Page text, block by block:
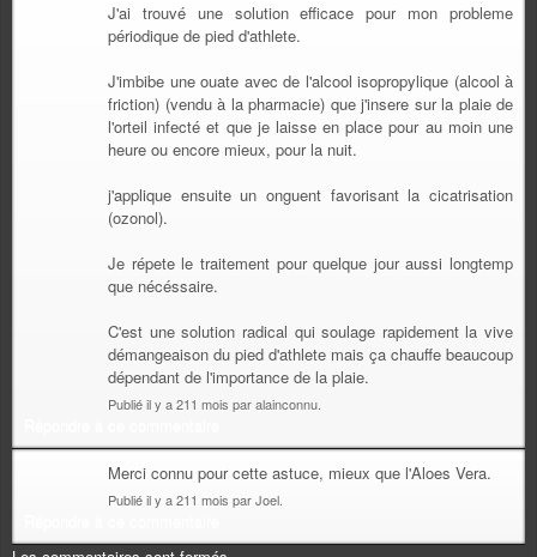
J'ai trouvé une solution efficace pour mon probleme
périodique de pied d'athlete.
J'imbibe une ouate avec de l'alcool isopropylique (alcool à
friction) (vendu à la pharmacie) que j'insere sur la plaie de
l'orteil infecté et que je laisse en place pour au moin une
heure ou encore mieux, pour la nuit.
j'applique ensuite un onguent favorisant la cicatrisation
(ozonol).
Je répete le traitement pour quelque jour aussi longtemp
que nécéssaire.
C'est une solution radical qui soulage rapidement la vive
démangeaison du pied d'athlete mais ça chauffe beaucoup
dépendant de l'importance de la plaie.
Publié il y a 211 mois par alainconnu.
Merci connu pour cette astuce, mieux que l'Aloes Vera.
Publié il y a 211 mois par Joel.